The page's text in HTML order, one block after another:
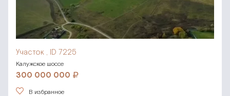
Участок , ID 7225
Калужское шоссе
300 000 000
В избранное